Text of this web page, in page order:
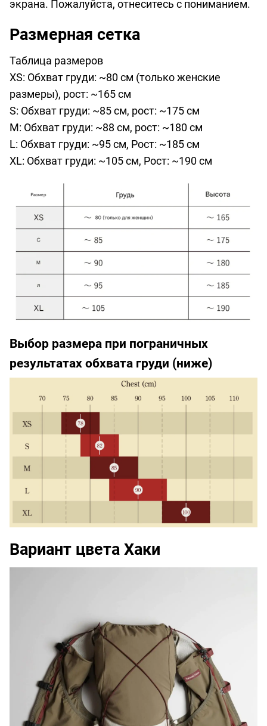
экрана. Пожалуйста, отнеситесь с пониманием.
Размерная сетка
Таблица размеров
XS: Обхват груди: ~80 см (только женские
размеры), рост: ~165 см
S: Обхват груди: ~85 см, рост: ~175 см
M: Обхват груди: ~88 см, рост: ~180 см
L: Обхват груди: ~95 см, Рост: ~185 см
XL: Обхват груди: ~105 см, Рост: ~190 см
Выбор размера при пограничных
результатах обхвата груди (ниже)
Вариант цвета Хаки